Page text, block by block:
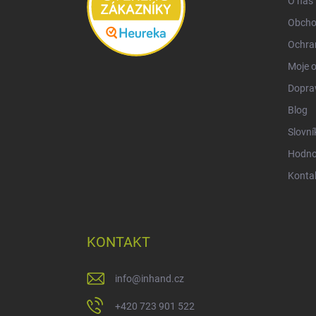
Moje
Blog
KONTAKT
info@inhand.cz
+420 723 901 522